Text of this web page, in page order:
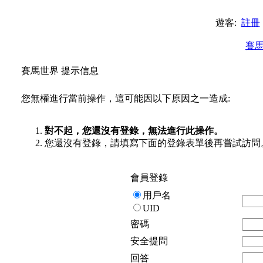
遊客: 註冊
賽
賽馬世界 提示信息
您無權進行當前操作，這可能因以下原因之一造成:
對不起，您還沒有登錄，無法進行此操作。
您還沒有登錄，請填寫下面的登錄表單後再嘗試訪問
會員登錄
用戶名
UID
密碼
安全提問
回答